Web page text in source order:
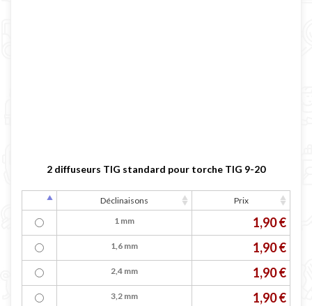
2 diffuseurs TIG standard pour torche TIG 9-20
Déclinaisons
Prix
1 mm
1,90 €
1,6 mm 1,90 €
2,4 mm 1,90 €
3,2 mm 1,90 €